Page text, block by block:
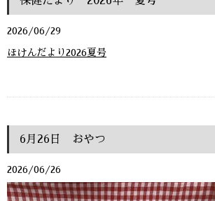
2026/06/29
ほけんだより2026夏号
6月26日 おやつ
2026/06/26